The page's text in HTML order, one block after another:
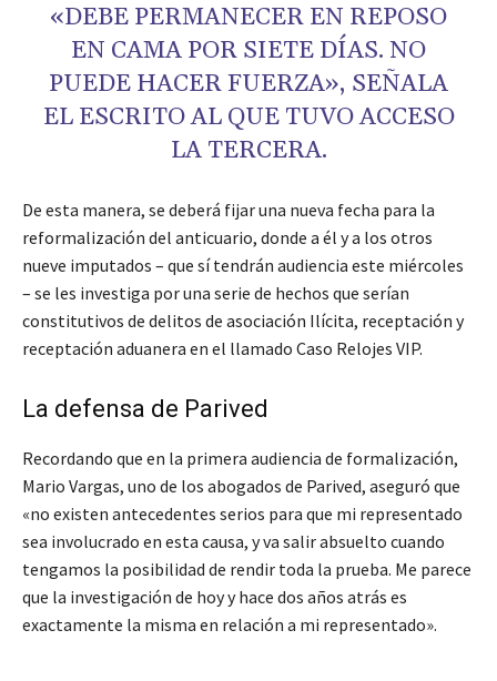
«DEBE PERMANECER EN REPOSO
EN CAMA POR SIETE DÍAS. NO
PUEDE HACER FUERZA», SEÑALA
EL ESCRITO AL QUE TUVO ACCESO
LA TERCERA.
De esta manera, se deberá fijar una nueva fecha para la
reformalización del anticuario, donde a él y a los otros
nueve imputados – que sí tendrán audiencia este miércoles
– se les investiga por una serie de hechos que serían
constitutivos de delitos de asociación Ilícita, receptación y
receptación aduanera en el llamado Caso Relojes VIP.
La defensa de Parived
Recordando que en la primera audiencia de formalización,
Mario Vargas, uno de los abogados de Parived, aseguró que
«no existen antecedentes serios para que mi representado
sea involucrado en esta causa, y va salir absuelto cuando
tengamos la posibilidad de rendir toda la prueba. Me parece
que la investigación de hoy y hace dos años atrás es
exactamente la misma en relación a mi representado».